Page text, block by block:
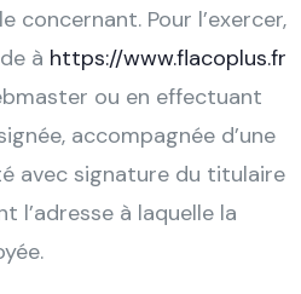
concernant. Pour l’exercer,
à https://www.flacoplus.fr
ou en effectuant
accompagnée d’une
avec signature du titulaire
l’adresse à laquelle la